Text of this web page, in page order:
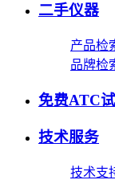
二手仪器
产品检
品牌检
免费ATC
技术服务
技术支